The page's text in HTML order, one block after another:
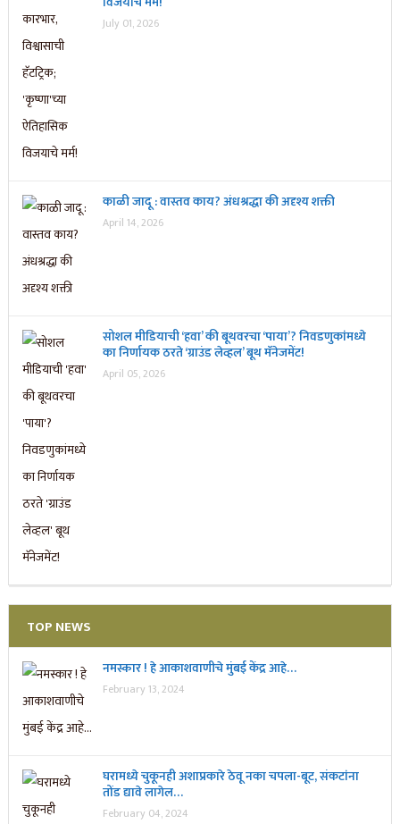
July 01, 2026
काळी जादू : वास्तव काय? अंधश्रद्धा की अदृश्य शक्ती
April 14, 2026
सोशल मीडियाची ‘हवा’ की बूथवरचा ‘पाया’? निवडणुकांमध्ये
का निर्णायक ठरते ‘ग्राउंड लेव्हल’ बूथ मॅनेजमेंट!
April 05, 2026
TOP NEWS
नमस्कार ! हे आकाशवाणीचे मुंबई केंद्र आहे…
February 13, 2024
घरामध्ये चुकूनही अशाप्रकारे ठेवू नका चपला-बूट, संकटांना
तोंड द्यावे लागेल…
February 04, 2024